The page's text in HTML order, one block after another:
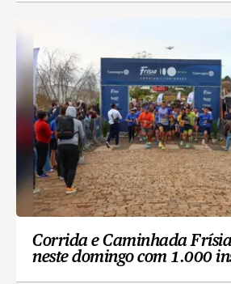
Corrida e Caminhada
neste domingo com 1.000